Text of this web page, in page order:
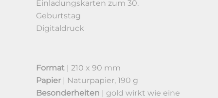
Einladungskarten zum 30.
Geburtstag
Digitaldruck
Format | 210 x 90 mm
Papier| Naturpapier, 190 g
Besonderheiten | gold wirkt wie eine